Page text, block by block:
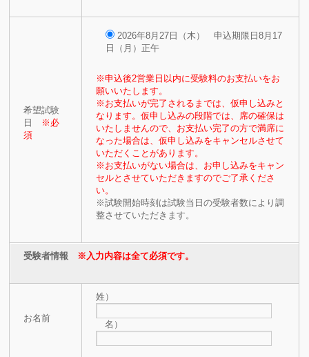
希望試験
日
※必
須
2026年8月27日（木） 申込期限日8月17
日（月）正午
※申込後2営業日以内に受験料のお支払いをお
願いいたします。
※お支払いが完了されるまでは、仮申し込みと
なります。仮申し込みの段階では、席の確保は
いたしませんので、お支払い完了の方で満席に
なった場合は、仮申し込みをキャンセルさせて
いただくことがあります。
※お支払いがない場合は、お申し込みをキャン
セルとさせていただきますのでご了承くださ
い。
※試験開始時刻は試験当日の受験者数により調
整させていただきます。
受験者情報 ※入力内容は全て必須です。
お名前
姓）
名）